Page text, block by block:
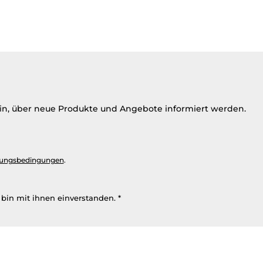
über neue Produkte und Angebote informiert werden.
.
mit ihnen einverstanden. *